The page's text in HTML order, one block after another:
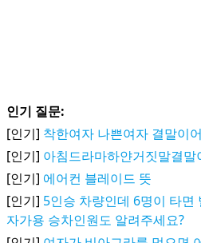
인기 질문:
[인기] 착한여자 나쁜여자 결말이
[인기] 아침드라마하얀거짓말결말
[인기] 에어컨 블레이드 뜻
[인기] 5인승 차량인데 6명이 타면
자가용 승차인원도 알려주세요?